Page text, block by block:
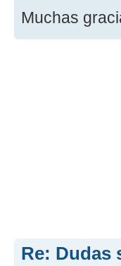
Muchas
Re: Dudas